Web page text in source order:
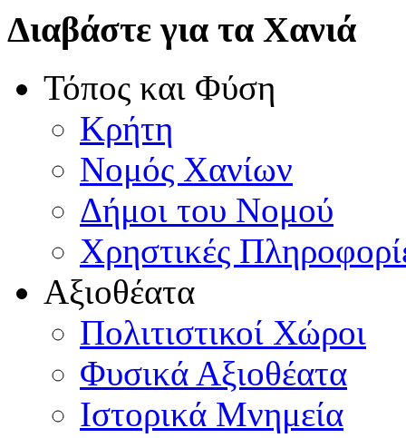
Διαβάστε για τα Χανιά
Τόπος και Φύση
Κρήτη
Νομός Χανίων
Δήμοι του Νομού
Χρηστικές
Αξιοθέατα
Πολιτιστικοί Χώροι
Φυσικά Αξιοθέατα
Ιστορικά Μνημεία